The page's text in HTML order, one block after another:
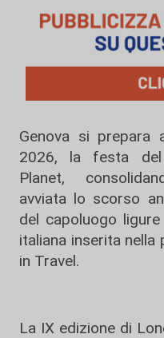
Genova si prepara
2026, la festa
Planet,
avviata lo scorso
del capoluogo
italiana inserita
in Travel.
La IX edizione di